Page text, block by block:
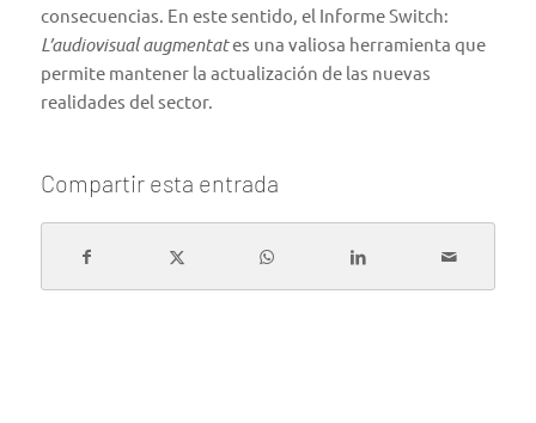
consecuencias. En este sentido, el Informe Switch:
L’audiovisual augmentates una valiosa herramienta que
permite mantener la actualización de las nuevas
realidades del sector.
Compartir esta entrada